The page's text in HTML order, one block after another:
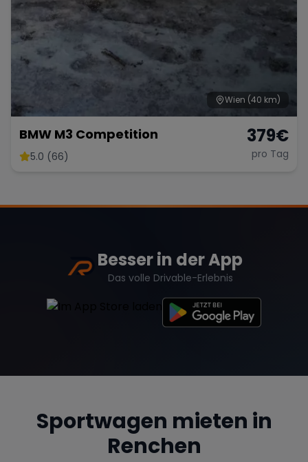
Wien (40 km)
BMW M3 Competition
5.0 (66)
379€
pro Tag
Besser in der App
Das volle Drivable-Erlebnis
Sportwagen mieten in
Renchen